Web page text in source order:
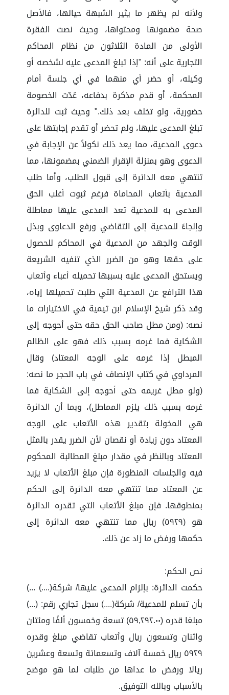
ولأنه لم يظهر ما يثير الشبهة حيالها، فالأصل
صحة مضمونها ومحتواها، وحيث نصت الفقرة
الأولى من المادة الثلاثون من نظام المحاكم
التجارية على أنه: "إذا تبلغ المدعى عليه لشخصه أو
وكيله، أو حضر أي منهما في أي جلسة أمام
المحكمة، أو قدم مذكرة بدفاعه، عُدّت الخصومة
حضورية، ولو تخلف بعد ذلك." وحيث ثبت للدائرة
تبلغ المدعى عليها، ولم تحضر أو تقدم إجابتها على
دعوى المدعية، مما يعد ذلك نكولاً عن الإجابة في
الدعوى وهو بمنزلة الإقرار الضمني بمضمونها، مما
تنتهي معه الدائرة إلى قبول الطلب، وأما طلب
المدعية بأتعاب المحاماة فرغم ثبوت أغلب الحق
المدعى به للمدعية تعد المدعى عليها مماطلة
وإلجاءً للمدعية إلى التقاضي ورفع الدعاوى وبذل
الوقت والجهد من المدعية في المحاكم للحصول
على حقها وهو من الضرر الذي تنفيه الشريعة
ويستحق المدعى عليه بسببها تحميله أعباء وأتعاب
هذا الترافع عن المدعية التي طلبت تحميلها إياه،
وقد ذكر شيخ الإسلام ابن تيمية في الاختيارات ما
نصه: (ومن مطل صاحب الحق حقه حتى أحوجه إلى
الشكاية فما غرمه بسبب ذلك فهو على الظالم
المبطل إذا غرمه على الوجه المعتاد) وقال
المرداوي في كتاب الإنصاف في باب الحجر ما نصه:
(ولو مطل غريمه حتى أحوجه إلى الشكاية فما
غرمه بسبب ذلك يلزم المماطل)، وبما أن الدائرة
هي المخولة بتقدير هذه الأتعاب على الوجه
المعتاد دون زيادة أو نقصان لأن الضرر يقدر بالمثل
المعتاد وبالنظر في مقدار مبلغ المطالبة المحكوم
فيه والجلسات المنظورة فإن مبلغ الأتعاب لا يزيد
عن المعتاد مما تنتهي معه الدائرة إلى الحكم
بمنطوقها. فإن مبلغ الأتعاب التي تقدره الدائرة
هو (٥٩٢٩) ريال مما تنتهي معه الدائرة إلى
حكمها ورفض ما زاد عن ذلك.
نص الحكم:
حكمت الدائرة: بإلزام المدعى عليها/ شركة(....) ...)
بأن تسلم للمدعية/ شركة(....) سجل تجاري رقم: (...)
مبلغا قدره (٥٩,٢٩٢.٠٠) تسعة وخمسون ألفًا ومئتان
واثنان وتسعون ريال وأتعاب تقاضي مبلغ وقدره
٥٩٢٩ ريال خمسة آلاف وتسعمائة وتسعة وعشرين
ريالا ورفض ما عداها من طلبات لما هو موضح
بالأسباب وبالله التوفيق.